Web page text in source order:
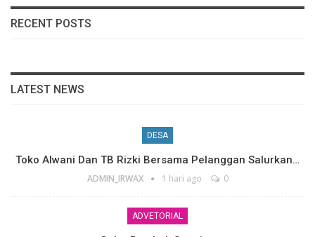
RECENT POSTS
LATEST NEWS
DESA
Toko Alwani Dan TB Rizki Bersama Pelanggan Salurkan…
ADMIN_IRWAX 1 hari ago 0
ADVETORIAL